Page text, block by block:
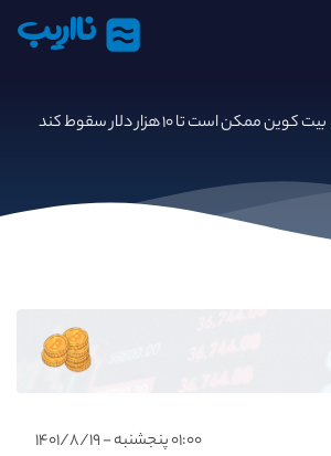
نااریب
بیت کوین ممکن است تا ۱۰ هزار دلار سقوط کند
۰۱:۰۰ پنجشنبه - ۱۴۰۱/۸/۱۹